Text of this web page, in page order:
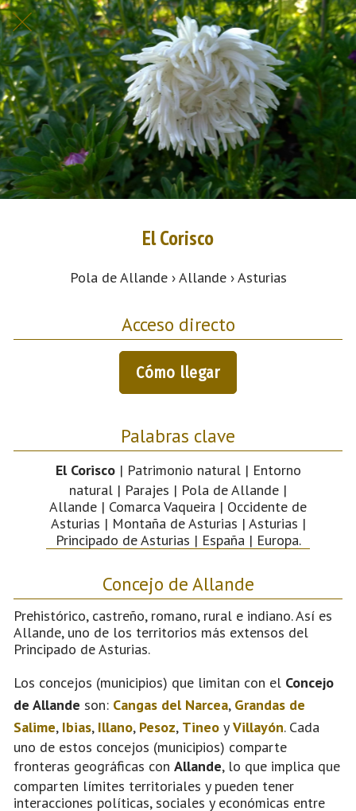
El Corisco
Pola de Allande › Allande › Asturias
Acceso directo
Cómo llegar
Palabras clave
El Corisco| Patrimonio natural | Entorno
natural | Parajes | Pola de Allande |
Allande | Comarca Vaqueira | Occidente de
Asturias | Montaña de Asturias | Asturias |
Principado de Asturias | España | Europa.
Concejo de Allande
Prehistórico, castreño, romano, rural e indiano. Así es
Allande, uno de los territorios más extensos del
Principado de Asturias.
Los concejos (municipios) que limitan con el Concejo
de Allande son: Cangas del Narcea, Grandas de
Salime, Ibias, Illano, Pesoz, Tineo yVillayón. Cada
uno de estos concejos (municipios) comparte
fronteras geográficas con Allande, lo que implica que
comparten límites territoriales y pueden tener
interacciones políticas, sociales y económicas entre